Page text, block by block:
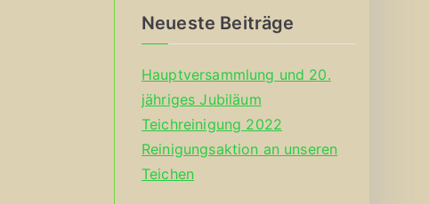
Neueste Beiträge
Hauptversammlung und 20.
jähriges Jubiläum
Teichreinigung 2022
Reinigungsaktion an unseren
Teichen